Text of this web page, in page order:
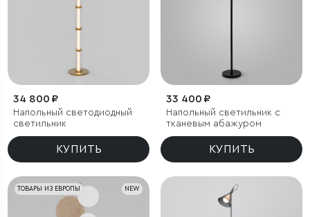
34 800 ₽
Напольный светодиодный
светильник
КУПИТЬ
33 400 ₽
Напольный светильник с
тканевым абажуром
КУПИТЬ
NEW
ТОВАРЫ ИЗ ЕВРОПЫ